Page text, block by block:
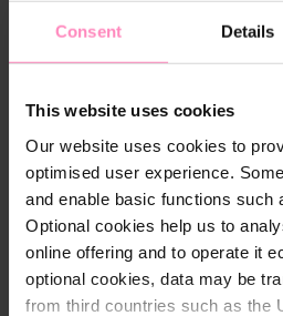
Consent Details
This website uses cookies
Our website uses cookies to
optimised user experience.
and enable basic functions such
Optional cookies help us to
online offering and to operate it
optional cookies, data may be
from third countries such as the
sus materiales de alta calidad
y rendimiento fiable. Pero lo
material premium. A
cuchilla convencionales, el
tritura los granos con
delicados sabores. ¿El
uniforme que eleva tu café a
sabor.